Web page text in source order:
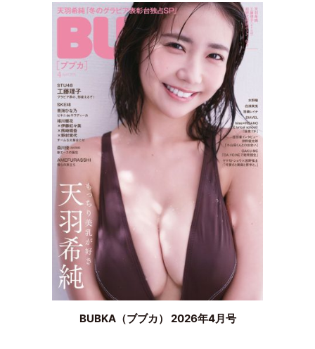
BUBKA（ブブカ） 2026年4月号